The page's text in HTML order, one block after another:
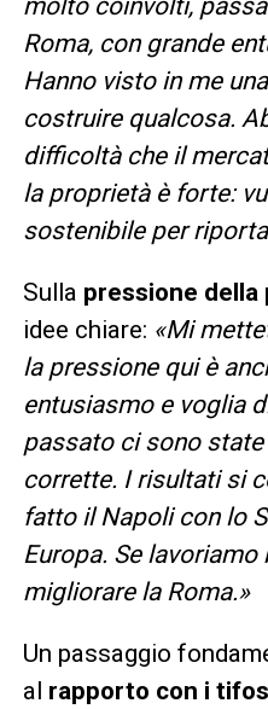
molto coinvolti,
Roma, con grande
Hanno visto in me
costruire qualcosa.
difficoltà che il
la proprietà è forte:
sostenibile per
Sulla pressione della
idee chiare: «Mi
la pressione qui è
entusiasmo e voglia
passato ci sono
corrette. I risultati si
fatto il Napoli con lo
Europa. Se
migliorare la Roma.»
Un passaggio
al rapporto con i